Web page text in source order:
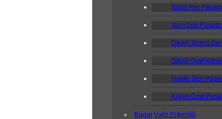
Biala Pvc
Suni Deri
Dikişli Termo
Dikişli Oval
Hakiki Deri
Kişiye Özel
Bagaj Valiz Etiketliği